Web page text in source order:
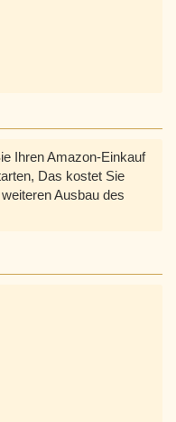
Ihren Amazon-Einkauf
Das kostet Sie
Ausbau des